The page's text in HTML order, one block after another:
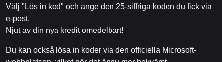
Välj "Lös in kod" och ange den 25-siffriga koden du fick via
e-post.
Njut av din nya kredit omedelbart!
Du kan också lösa in koder via den officiella Microsoft-